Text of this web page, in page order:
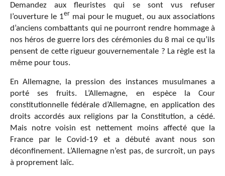
Demandez aux fleuristes qui se sont vus refuser
l’ouverture le 1er mai pour le muguet, ou aux associations
d’anciens combattants qui ne pourront rendre hommage à
nos héros de guerre lors des cérémonies du 8 mai ce qu’ils
pensent de cette rigueur gouvernementale ? La règle est la
même pour tous.
En Allemagne, la pression des instances musulmanes a
porté ses fruits. L’Allemagne, en espèce la Cour
constitutionnelle fédérale d’Allemagne, en application des
droits accordés aux religions par la Constitution, a cédé.
Mais notre voisin est nettement moins affecté que la
France par le Covid-19 et a débuté avant nous son
déconfinement. L’Allemagne n’est pas, de surcroît, un pays
à proprement laïc.